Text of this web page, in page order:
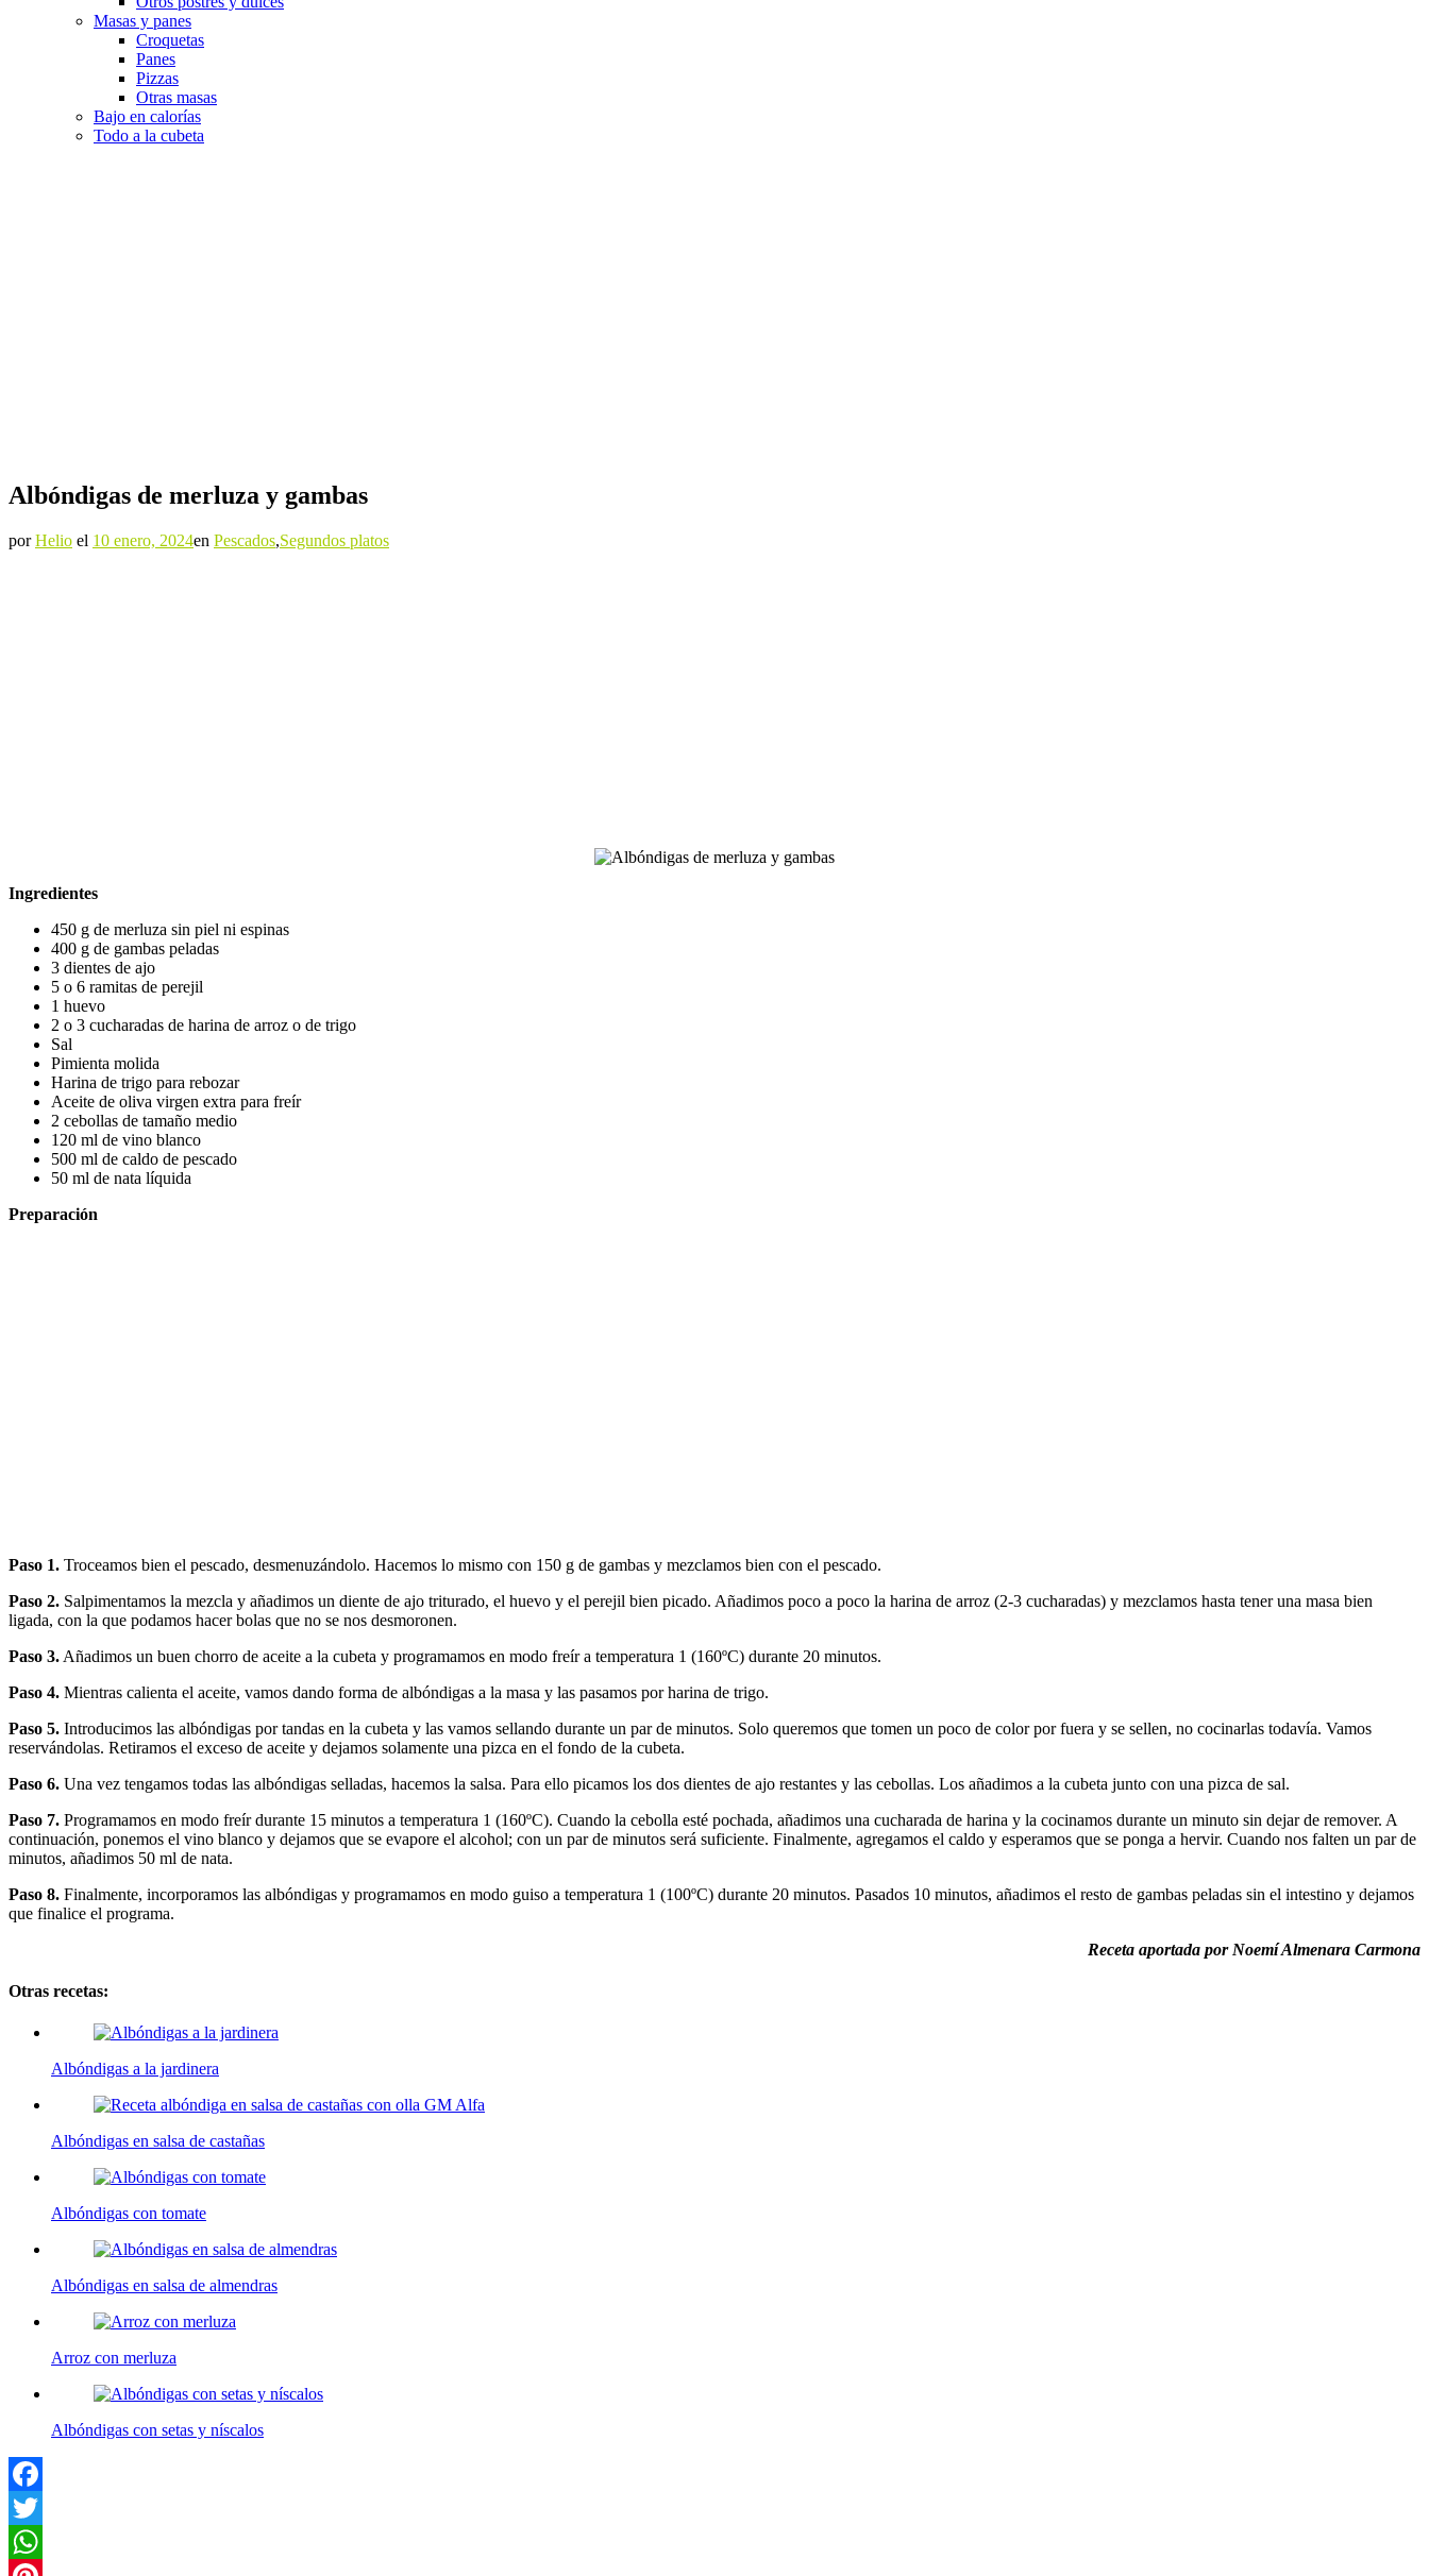
Masas y panes
Croquetas
Panes
Pizzas
Otras masas
Bajo en calorías
Todo a la cubeta
Albóndigas de merluza y gambas
porHelio el 10 enero, 2024en Pescados,Segundos platos
Ingredientes
450 g de merluza sin piel ni espinas
400 g de gambas peladas
3 dientes de ajo
5 o 6 ramitas de perejil
1 huevo
2 o 3 cucharadas de harina de arroz o de trigo
Sal
Pimienta molida
Harina de trigo para rebozar
Aceite de oliva virgen extra para freír
2 cebollas de tamaño medio
120 ml de vino blanco
500 ml de caldo de pescado
50 ml de nata líquida
Preparación
Paso 1. Troceamos bien el pescado, desmenuzándolo. Hacemos lo mismo con 150 g de gambas y mezclamos bien con el pescado.
Paso 2. Salpimentamos la mezcla y añadimos un diente de ajo triturado, el huevo y el perejil bien picado. Añadimos poco a poco la harina de arroz (2-3 cucharadas) y mezclamos hasta tener una masa bien
ligada, con la que podamos hacer bolas que no se nos desmoronen.
Paso 3. Añadimos un buen chorro de aceite a la cubeta y programamos en modo freír a temperatura 1 (160ºC) durante 20 minutos.
Paso 4. Mientras calienta el aceite, vamos dando forma de albóndigas a la masa y las pasamos por harina de trigo.
Paso 5. Introducimos las albóndigas por tandas en la cubeta y las vamos sellando durante un par de minutos. Solo queremos que tomen un poco de color por fuera y se sellen, no cocinarlas todavía. Vamos
reservándolas. Retiramos el exceso de aceite y dejamos solamente una pizca en el fondo de la cubeta.
Paso 6. Una vez tengamos todas las albóndigas selladas, hacemos la salsa. Para ello picamos los dos dientes de ajo restantes y las cebollas. Los añadimos a la cubeta junto con una pizca de sal.
Paso 7. Programamos en modo freír durante 15 minutos a temperatura 1 (160ºC). Cuando la cebolla esté pochada, añadimos una cucharada de harina y la cocinamos durante un minuto sin dejar de remover. A
continuación, ponemos el vino blanco y dejamos que se evapore el alcohol; con un par de minutos será suficiente. Finalmente, agregamos el caldo y esperamos que se ponga a hervir. Cuando nos falten un par de
minutos, añadimos 50 ml de nata.
Paso 8. Finalmente, incorporamos las albóndigas y programamos en modo guiso a temperatura 1 (100ºC) durante 20 minutos. Pasados 10 minutos, añadimos el resto de gambas peladas sin el intestino y dejamos
que finalice el programa.
Receta aportada por Noemí Almenara Carmona
Otras recetas:
Albóndigas a la jardinera
Albóndigas en salsa de castañas
Albóndigas con tomate
Albóndigas en salsa de almendras
Arroz con merluza
Albóndigas con setas y níscalos
Facebook
Twitter